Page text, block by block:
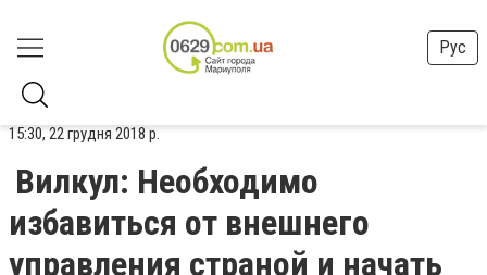
Рус
15:30, 22 грудня 2018 р.
Вилкул: Необходимо
избавиться от внешнего
управления страной и начать